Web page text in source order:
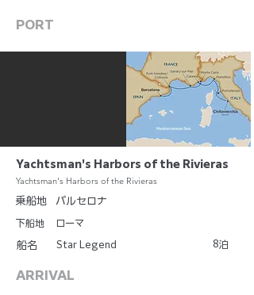
PORT
Yachtsman's Harbors of the Rivieras
Yachtsman's Harbors of the Rivieras
乗船地
下船地
船名
バルセロナ
ローマ
Star Legend 8泊
ARRIVAL